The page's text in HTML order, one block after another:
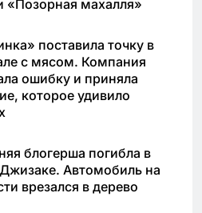
«Позорная махалля»
поставила точку в
с мясом. Компания
ошибку и приняла
которое удивило
блогерша погибла в
Автомобиль на
врезался в дерево